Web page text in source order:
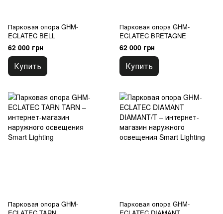
Парковая опора GHM-
ECLATEC BELL
62 000 грн
Купить
Парковая опора GHM-
ECLATEC BRETAGNE
62 000 грн
Купить
Парковая опора GHM-
Парковая опора GHM-